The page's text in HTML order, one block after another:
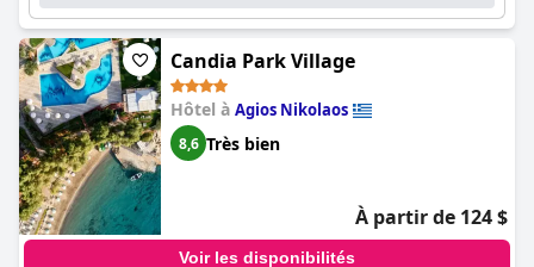
Candia Park Village
Hôtel à Agios Nikolaos
8,6 Très bien
À partir de 124 $
Voir les disponibilités